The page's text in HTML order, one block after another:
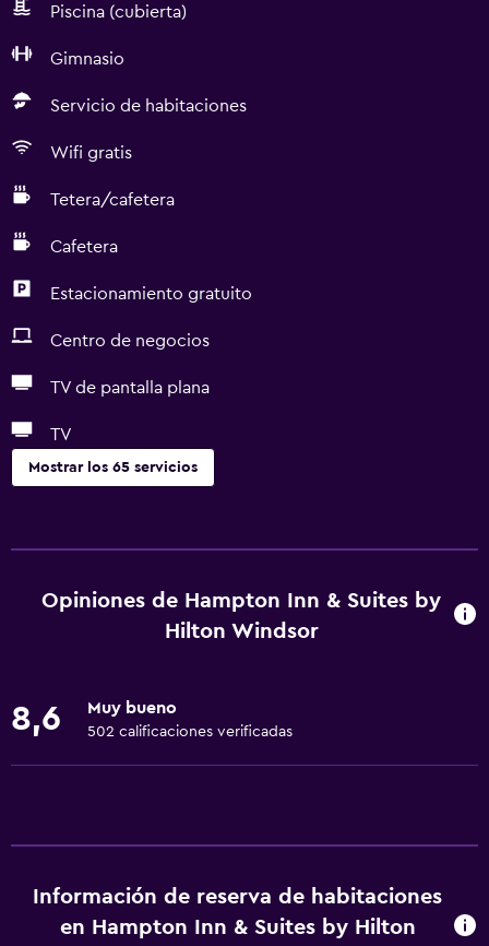
Piscina (cubierta)
Gimnasio
Servicio de habitaciones
Wifi gratis
Tetera/cafetera
Cafetera
Estacionamiento gratuito
Centro de negocios
TV de pantalla plana
TV
Mostrar los 65 servicios
Mascotas permitidas bajo consulta (pueden aplicar cargos
Accesibilidad
Estacionamiento accesible
Servicios y facilidades
Opiniones de Hampton Inn & Suites by
Hilton Windsor
8,6 Muy bueno
502 calificaciones verificadas
Información de reserva de habitaciones
en Hampton Inn & Suites by Hilton